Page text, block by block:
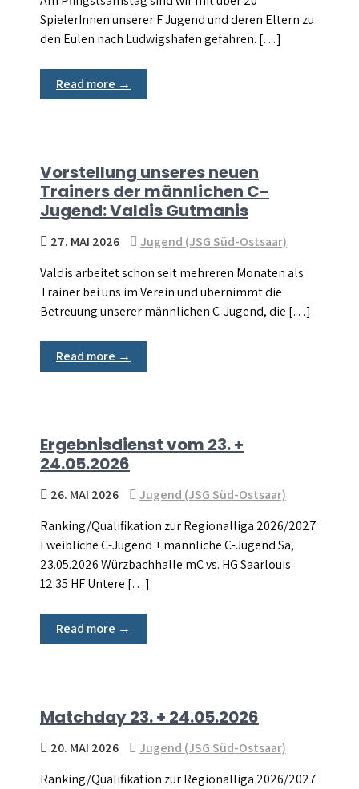
SpielerInnen unserer F Jugend und deren Eltern zu
den Eulen nach Ludwigshafen gefahren. […]
Read more →
Vorstellung unseres neuen
Trainers der männlichen C-
Jugend: Valdis Gutmanis
27. MAI 2026
Jugend (JSG Süd-Ostsaar)
Valdis arbeitet schon seit mehreren Monaten als
Trainer bei uns im Verein und übernimmt die
Betreuung unserer männlichen C-Jugend, die […]
Read more →
Ergebnisdienst vom 23. +
24.05.2026
26. MAI 2026
Jugend (JSG Süd-Ostsaar)
Ranking/Qualifikation zur Regionalliga 2026/2027
l weibliche C-Jugend + männliche C-Jugend Sa,
23.05.2026 Würzbachhalle mC vs. HG Saarlouis
12:35 HF Untere […]
Read more →
Matchday 23. + 24.05.2026
20. MAI 2026
Jugend (JSG Süd-Ostsaar)
Ranking/Qualifikation zur Regionalliga 2026/2027